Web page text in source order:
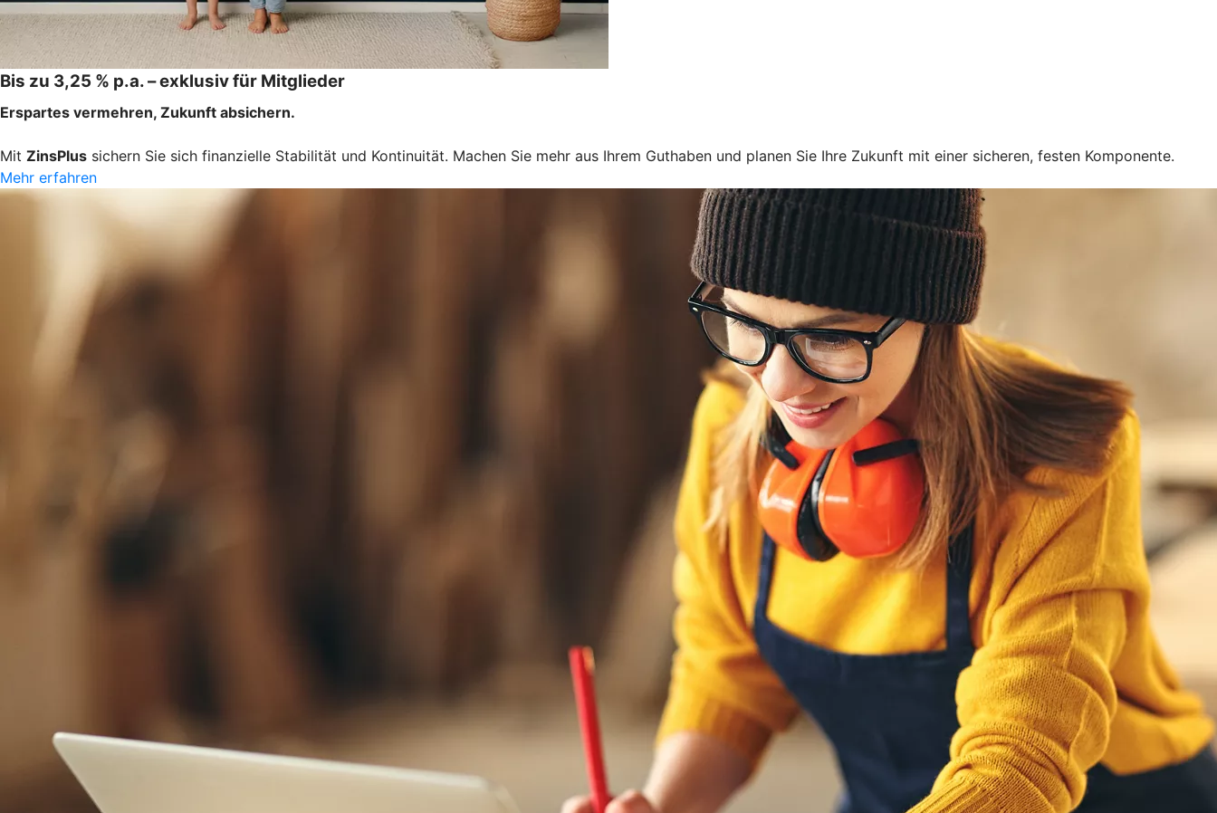
Bis zu 3,25 % p.a. – exklusiv für Mitglieder
Erspartes vermehren, Zukunft absichern.
Mit ZinsPlus sichern Sie sich finanzielle Stabilität und Kontinuität. Machen Sie mehr aus Ihrem Guthaben und planen Sie Ihre Zukunft mit einer sicheren, festen Komponente.
Mehr erfahren